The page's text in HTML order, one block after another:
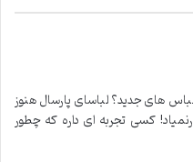
های جدید؟ لباسای پارسال هنوز
کسی تجربه ای داره که چطور